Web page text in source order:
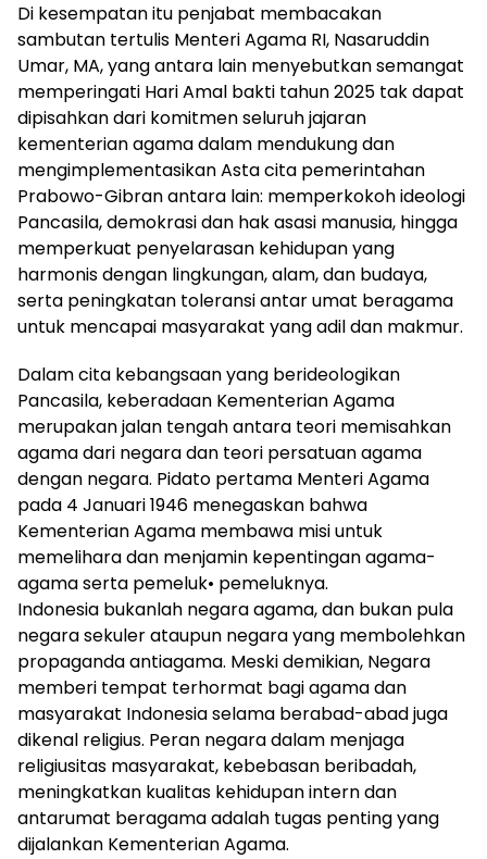
Di kesempatan itu penjabat membacakan
sambutan tertulis Menteri Agama RI, Nasaruddin
Umar, MA, yang antara lain menyebutkan semangat
memperingati Hari Amal bakti tahun 2025 tak dapat
dipisahkan dari komitmen seluruh jajaran
kementerian agama dalam mendukung dan
mengimplementasikan Asta cita pemerintahan
Prabowo-Gibran antara lain: memperkokoh ideologi
Pancasila, demokrasi dan hak asasi manusia, hingga
memperkuat penyelarasan kehidupan yang
harmonis dengan lingkungan, alam, dan budaya,
serta peningkatan toleransi antar umat beragama
untuk mencapai masyarakat yang adil dan makmur.
Dalam cita kebangsaan yang berideologikan
Pancasila, keberadaan Kementerian Agama
merupakan jalan tengah antara teori memisahkan
agama dari negara dan teori persatuan agama
dengan negara. Pidato pertama Menteri Agama
pada 4 Januari 1946 menegaskan bahwa
Kementerian Agama membawa misi untuk
memelihara dan menjamin kepentingan agama-
agama serta pemeluk• pemeluknya.
Indonesia bukanlah negara agama, dan bukan pula
negara sekuler ataupun negara yang membolehkan
propaganda antiagama. Meski demikian, Negara
memberi tempat terhormat bagi agama dan
masyarakat Indonesia selama berabad-abad juga
dikenal religius. Peran negara dalam menjaga
religiusitas masyarakat, kebebasan beribadah,
meningkatkan kualitas kehidupan intern dan
antarumat beragama adalah tugas penting yang
dijalankan Kementerian Agama.